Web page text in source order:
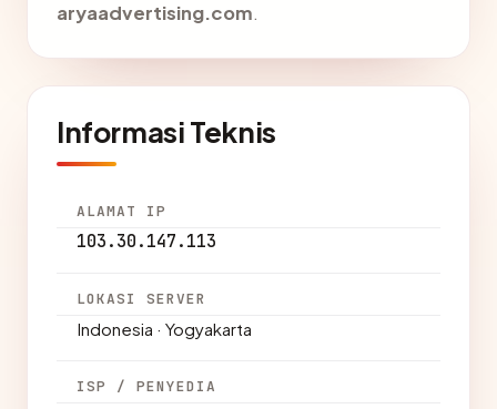
aryaadvertising.com.
Informasi Teknis
ALAMAT IP
103.30.147.113
LOKASI SERVER
Indonesia · Yogyakarta
ISP / PENYEDIA